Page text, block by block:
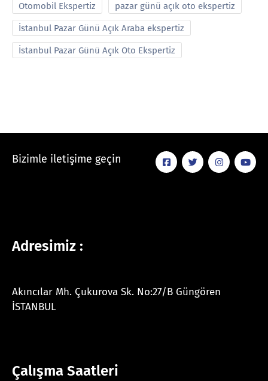
Otomobil Ekspertiz pazar günü açık oto ekspertiz
İstanbul Pazar Günü Açık Araba ekspertiz
İstanbul Pazar Günü Açık Oto Ekspertiz
Bizimle iletişime geçin
Adresimiz :
Akıncılar Mh. Çukurova Sk. No:27/B Güngören
İSTANBUL
Çalışma Saatleri